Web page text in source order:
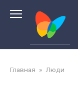
Главная » Люди